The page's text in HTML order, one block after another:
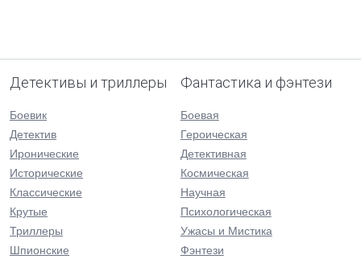
Детективы и триллеры
Боевик
Детектив
Иронические
Исторические
Классические
Крутые
Триллеры
Шпионские
Фантастика и фэнтези
Боевая
Героическая
Детективная
Космическая
Научная
Психологическая
Ужасы и Мистика
Фэнтези